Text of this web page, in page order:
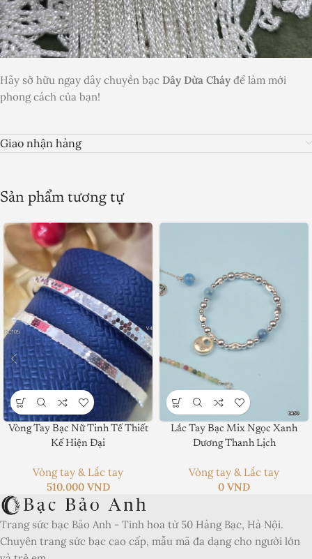
Hãy sở hữu ngay dây chuyền bạc Dây Dừa Cháy để làm mới
phong cách của bạn!
Product SKU:
Product Currency:
Price Valid Until:
Product In-Stock:
Giao nhận hàng
Sản phẩm tương tự
Vòng Tay Bạc Nữ Tinh Tế Thiết
Kế Hiện Đại
Vòng tay & Lắc tay
510.000 VND
Lắc Tay Bạc Mix Ngọc Xanh
Dương Thanh Lịch
Vòng tay & Lắc tay
0 VND
Trang sức bạc Bảo Anh - Tinh hoa từ 50 Hàng Bạc, Hà Nội.
Chuyên trang sức bạc cao cấp, mẫu mã đa dạng cho người lớn